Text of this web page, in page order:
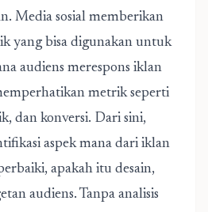
Media sosial memberikan
yang bisa digunakan untuk
audiens merespons iklan
metrik seperti
dan konversi. Dari sini,
aspek mana dari iklan
apakah itu desain,
audiens. Tanpa analisis